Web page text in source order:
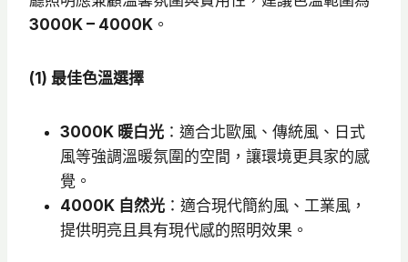
3000K – 4000K 。
(1) 最佳色溫選擇
3000K 暖白光 ：適合北歐風、傳統風、日式
風等強調溫暖氛圍的空間，讓環境更具家的感
覺。
4000K 自然光 ：適合現代簡約風、工業風，
提供明亮且具有現代感的照明效果。